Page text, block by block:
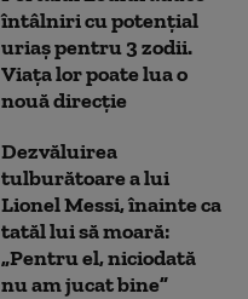
întâlniri cu potențial
uriaș pentru 3 zodii.
Viața lor poate lua o
nouă direcție
Dezvăluirea
tulburătoare a lui
Lionel Messi, înainte ca
tatăl lui să moară:
„Pentru el, niciodată
nu am jucat bine”